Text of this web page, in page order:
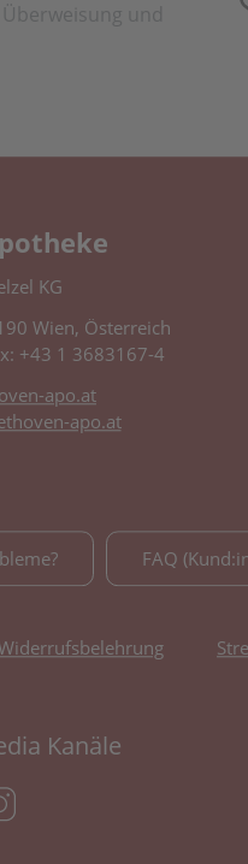
und
KG
Wien, Österreich
+43 1 3683167-4
apo.at
apo.at
FAQ
Kanäle
in neuem Tab)